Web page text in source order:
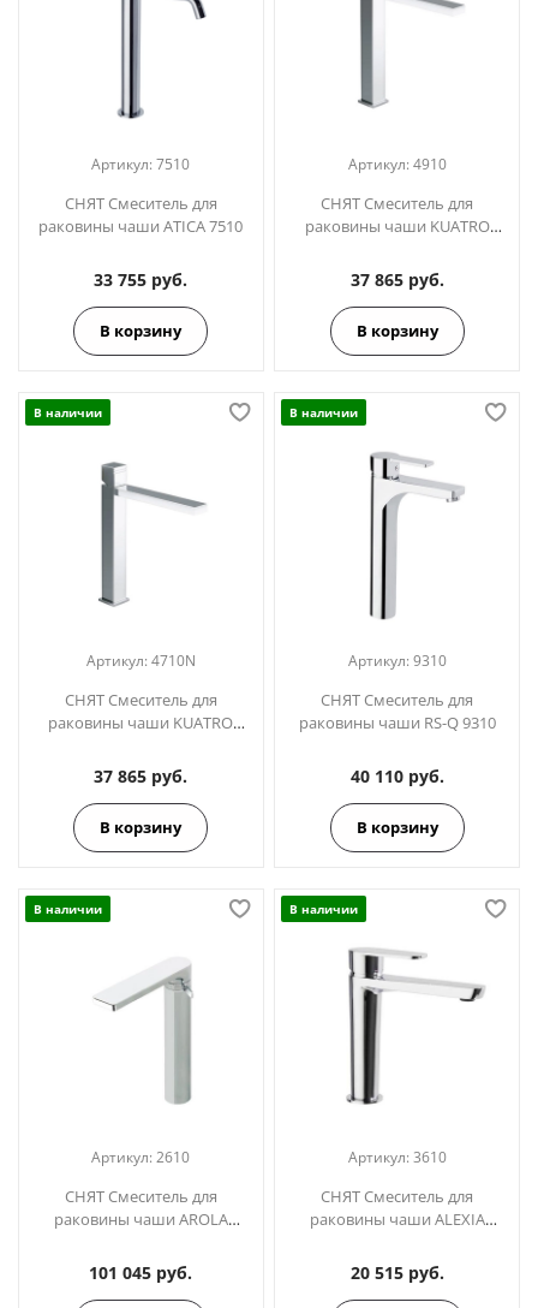
Артикул:7510
СНЯТ Смеситель для
раковины чаши ATICA 7510
33 755 руб.
В корзину
Артикул: 4910
СНЯТ Смеситель для
раковины чаши KUATRO
37 865 руб.
В корзину
В наличии
Артикул: 4710N
СНЯТ Смеситель для
раковины чаши KUATRO
37 865 руб.
В корзину
В наличии
Артикул: 9310
СНЯТ Смеситель для
раковины чаши RS-Q 9310
40 110 руб.
В корзину
В наличии
Артикул:2610
СНЯТ Смеситель для
раковины чаши AROLA
101 045 руб.
В наличии
Артикул: 3610
СНЯТ Смеситель для
раковины чаши ALEXIA
20 515 руб.